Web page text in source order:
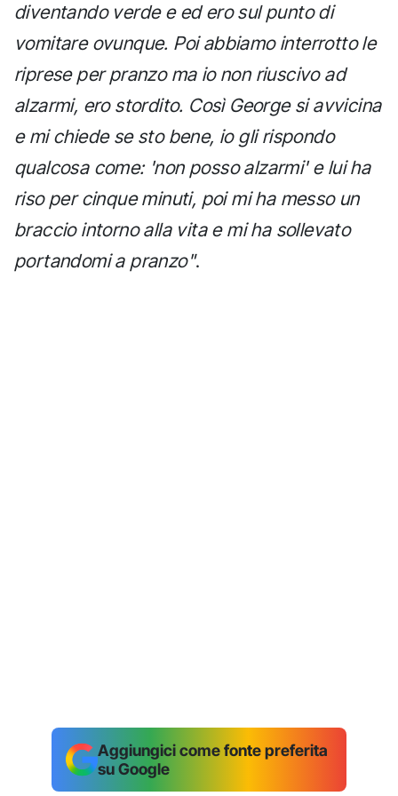
diventando verde e ed ero sul punto di
vomitare ovunque. Poi abbiamo interrotto le
riprese per pranzo ma io non riuscivo ad
alzarmi, ero stordito. Così George si avvicina
e mi chiede se sto bene, io gli rispondo
qualcosa come: 'non posso alzarmi' e lui ha
riso per cinque minuti, poi mi ha messo un
braccio intorno alla vita e mi ha sollevato
portandomi a pranzo".
Aggiungici come fonte preferita
su Google